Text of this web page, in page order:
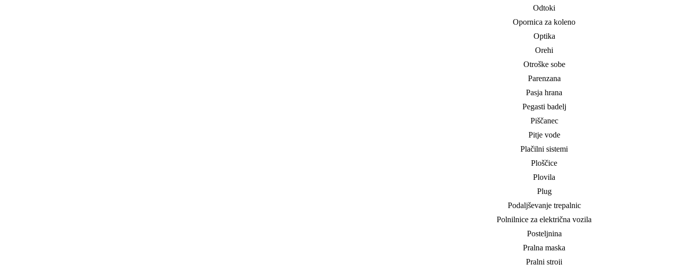
Odtoki
Opornica za koleno
Optika
Orehi
Otroške sobe
Parenzana
Pasja hrana
Pegasti badelj
Piščanec
Pitje vode
Plačilni sistemi
Ploščice
Plovila
Plug
Podaljševanje trepalnic
Polnilnice za električna vozila
Posteljnina
Pralna maska
Pralni stroji